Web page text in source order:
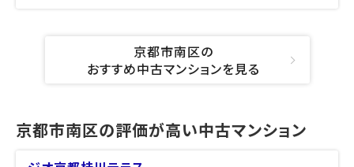
京都市南区の
おすすめ中古マンションを見る
京都市南区の評価が高い中古マンション